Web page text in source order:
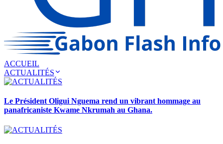
ACCUEIL
ACTUALITÉS
Le Président Oligui Nguema rend un vibrant hommage au
panafricaniste Kwame Nkrumah au Ghana.